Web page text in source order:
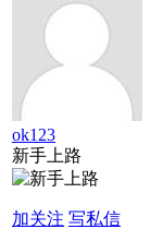
ok123
新手上路
加关注 写私信